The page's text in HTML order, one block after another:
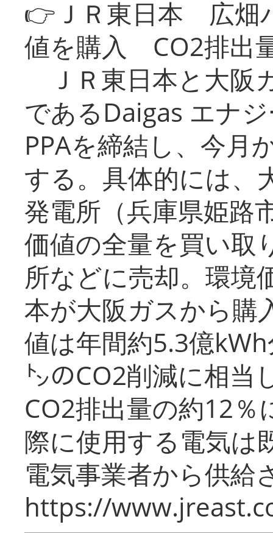
👉ＪＲ東日本 広畑
値を購入 CO2排出
ＪＲ東日本と大阪
であるDaigas エナ
PPAを締結し、今月
する。具体的には、
発電所（兵庫県姫路
価値の全量を買い取
所などに売却。環境
本が大阪ガスから購
値は年間約5.3億
㌧のCO2削減に相当
CO2排出量の約12％
際に使用する電気は
電気事業者から供給
https://